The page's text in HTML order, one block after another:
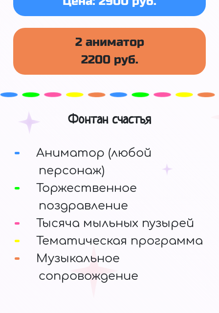
2 аниматор
2200 руб.
Фонтан счастья
Аниматор (любой
персонаж)
Торжественное
поздравление
Тысяча мыльных пузырей
Тематическая программа
Музыкальное
сопровождение